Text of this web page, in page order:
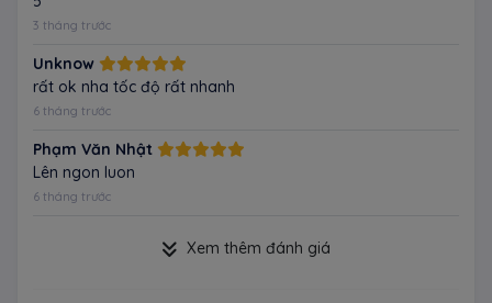
3 tháng trước
Unknow
rất ok nha tốc độ rất nhanh
6 tháng trước
Phạm Văn Nhật
Lên ngon luon
6 tháng trước
Xem thêm đánh giá